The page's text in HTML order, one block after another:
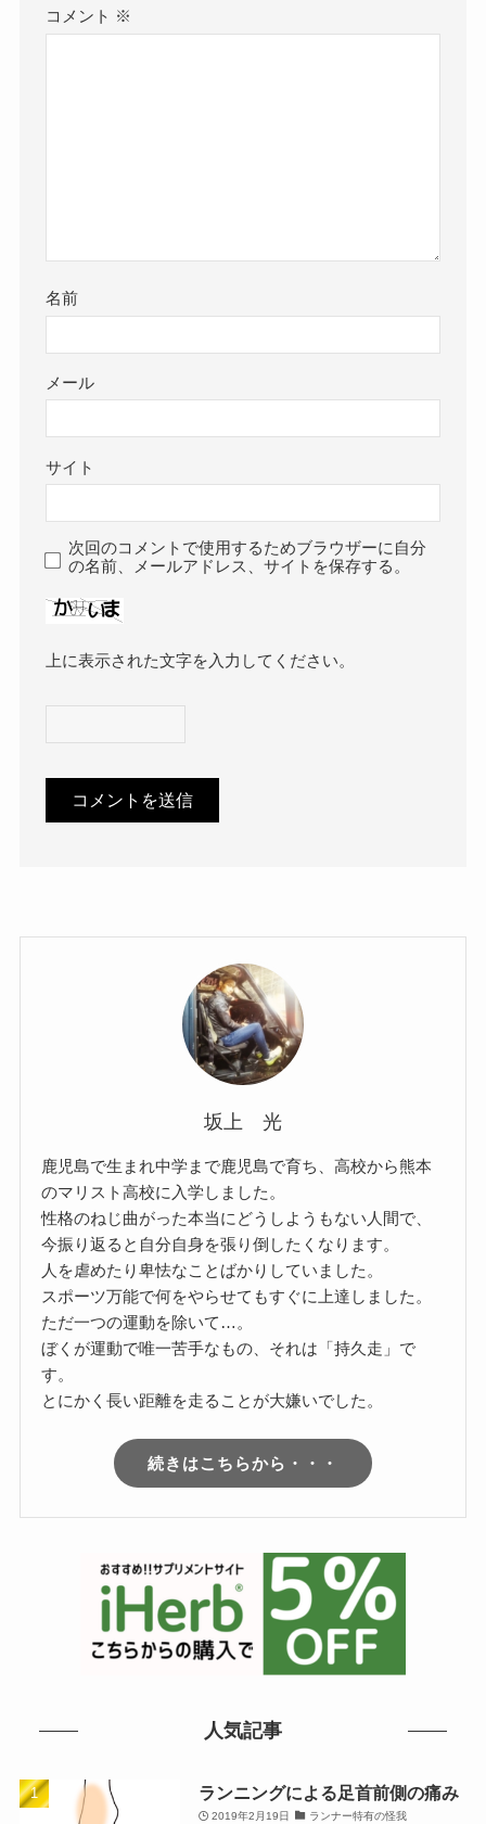
コメント ※
名前
メール
サイト
次回のコメントで使用するためブラウザーに自分
の名前、メールアドレス、サイトを保存する。
上に表示された文字を入力してください。
坂上 光
鹿児島で生まれ中学まで鹿児島で育ち、高校から熊本
のマリスト高校に入学しました。
性格のねじ曲がった本当にどうしようもない人間で、
今振り返ると自分自身を張り倒したくなります。
人を虐めたり卑怯なことばかりしていました。
スポーツ万能で何をやらせてもすぐに上達しました。
ただ一つの運動を除いて…。
ぼくが運動で唯一苦手なもの、それは「持久走」で
す。
とにかく長い距離を走ることが大嫌いでした。
続きはこちらから・・・
人気記事
ランニングによる足首前側の痛み
2019年2月19日 ランナー特有の怪我